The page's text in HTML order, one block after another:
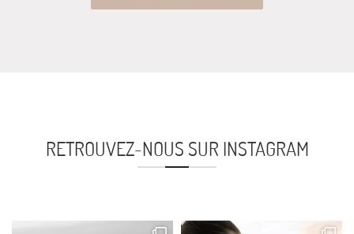
RETROUVEZ-NOUS SUR INSTAGRAM